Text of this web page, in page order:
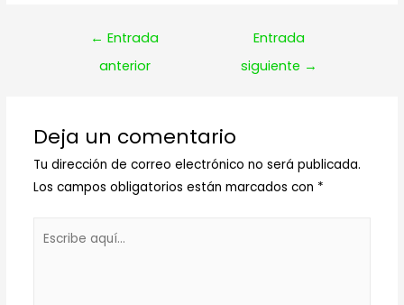
Navegación
← Entrada
anterior
Entrada
siguiente →
Deja un comentario
Tu dirección de correo electrónico no será publicada.
Los campos obligatorios están marcados con *